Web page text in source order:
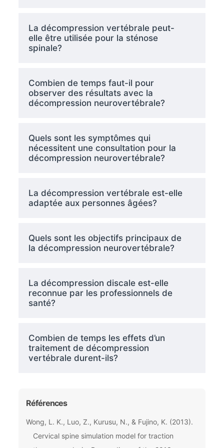
La décompression vertébrale peut-
elle être utilisée pour la sténose
spinale?
Combien de temps faut-il pour
observer des résultats avec la
décompression neurovertébrale?
Quels sont les symptômes qui
nécessitent une consultation pour la
décompression neurovertébrale?
La décompression vertébrale est-elle
adaptée aux personnes âgées?
Quels sont les objectifs principaux de
la décompression neurovertébrale?
La décompression discale est-elle
reconnue par les professionnels de
santé?
Combien de temps les effets d’un
traitement de décompression
vertébrale durent-ils?
Références
Wong, L. K., Luo, Z., Kurusu, N., & Fujino, K. (2013).
Cervical spine simulation model for traction